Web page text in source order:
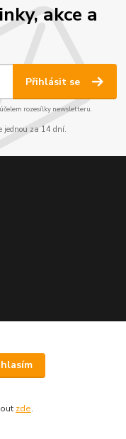
akce a
Přihlásit se
rozesílky newsletteru.
jednou za 14 dní.
zde.